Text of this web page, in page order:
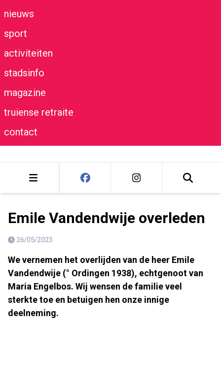
nieuws
sport
activiteiten
stadsinfo
magazine
truiense retraite
contact
Emile Vandendwije overleden
26/05/2023
We vernemen het overlijden van de heer Emile
Vandendwije (° Ordingen 1938), echtgenoot van
Maria Engelbos. Wij wensen de familie veel
sterkte toe en betuigen hen onze innige
deelneming.